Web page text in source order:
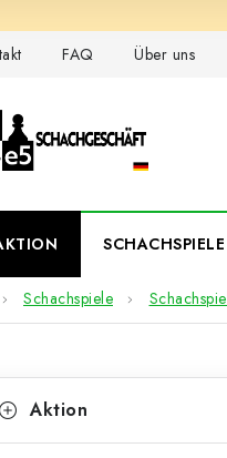
FAQ Über uns
SCHACHSPIELE
Schachspiele
Aktion